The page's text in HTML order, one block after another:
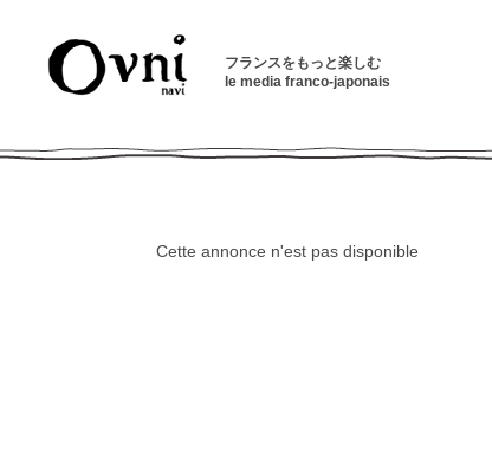
フランスをもっと楽しむ
le media franco-japonais
Cette annonce n'est pas disponible